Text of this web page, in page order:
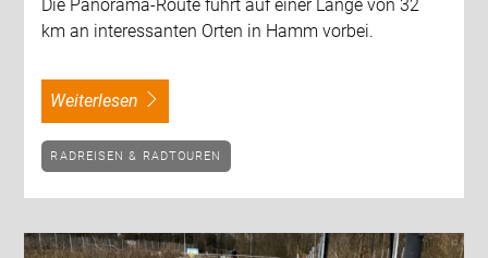
Die Panorama-Route führt auf einer Länge von 32
km an interessanten Orten in Hamm vorbei.
weiterlesen
RADREISEN & RADTOUREN